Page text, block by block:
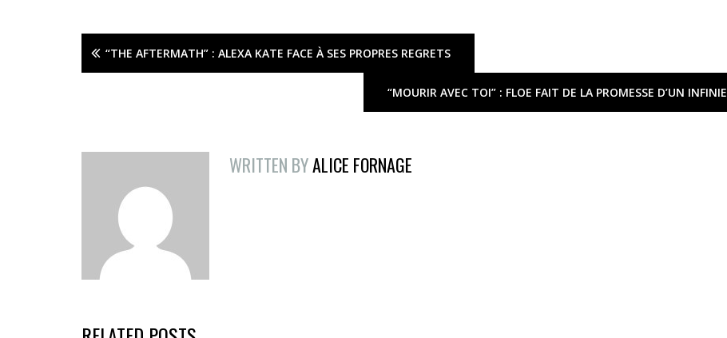
“THE AFTERMATH” : ALEXA KATE FACE À SES PROPRES REGRETS
“MOURIR AVEC TOI” : FLOE FAIT DE LA PROMESSE D’UN INFINIE
WRITTEN BYALICE FORNAGE